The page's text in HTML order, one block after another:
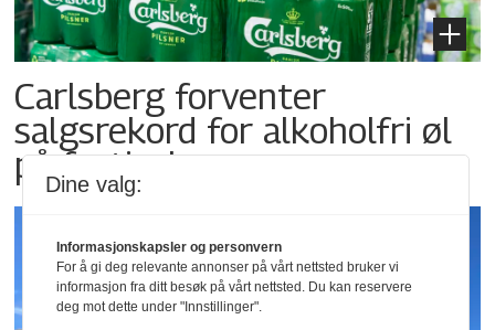
Carlsberg forventer
salgsrekord for alkoholfri øl
på festivaler
Dine valg:
Informasjonskapsler og personvern
For å gi deg relevante annonser på vårt nettsted bruker vi
informasjon fra ditt besøk på vårt nettsted. Du kan reservere
deg mot dette under "Innstillinger".